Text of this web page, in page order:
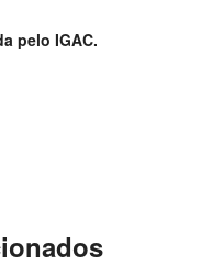
pelo IGAC.